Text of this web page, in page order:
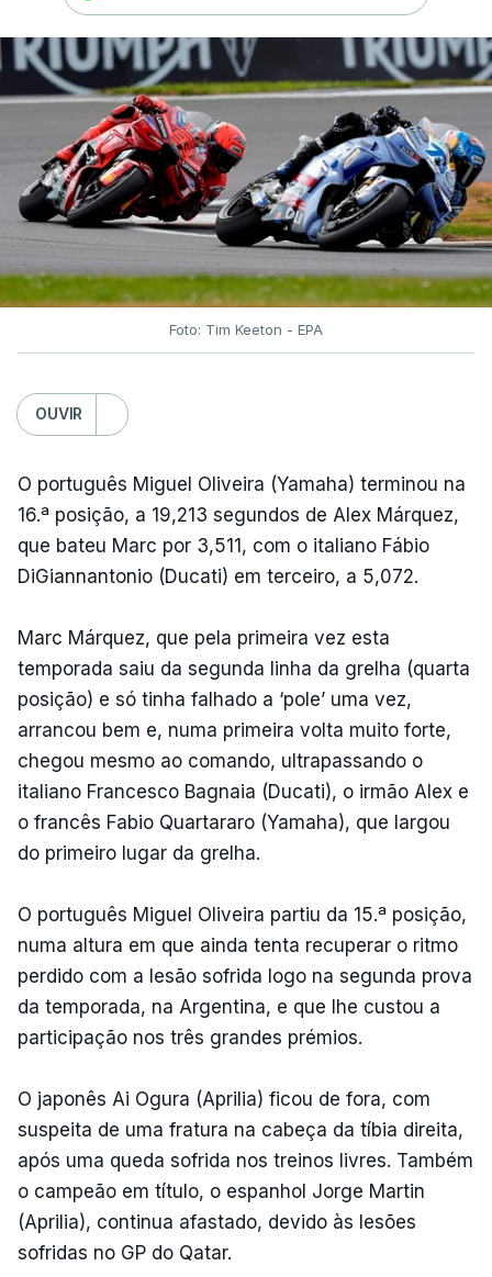
Foto: Tim Keeton - EPA
OUVIR
O português Miguel Oliveira (Yamaha) terminou na
16.ª posição, a 19,213 segundos de Alex Márquez,
que bateu Marc por 3,511, com o italiano Fábio
DiGiannantonio (Ducati) em terceiro, a 5,072.
Marc Márquez, que pela primeira vez esta
temporada saiu da segunda linha da grelha (quarta
posição) e só tinha falhado a ‘pole’ uma vez,
arrancou bem e, numa primeira volta muito forte,
chegou mesmo ao comando, ultrapassando o
italiano Francesco Bagnaia (Ducati), o irmão Alex e
o francês Fabio Quartararo (Yamaha), que largou
do primeiro lugar da grelha.
O português Miguel Oliveira partiu da 15.ª posição,
numa altura em que ainda tenta recuperar o ritmo
perdido com a lesão sofrida logo na segunda prova
da temporada, na Argentina, e que lhe custou a
participação nos três grandes prémios.
O japonês Ai Ogura (Aprilia) ficou de fora, com
suspeita de uma fratura na cabeça da tíbia direita,
após uma queda sofrida nos treinos livres. Também
o campeão em título, o espanhol Jorge Martin
(Aprilia), continua afastado, devido às lesões
sofridas no GP do Qatar.